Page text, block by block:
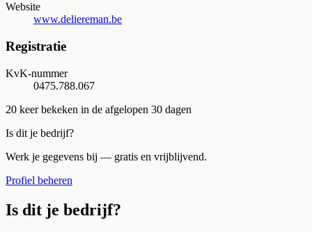
Website
www.deliereman.be
Registratie
KvK-nummer
0475.788.067
20 keer bekeken in de afgelopen 30 dagen
Is dit je bedrijf?
Werk je gegevens bij — gratis en vrijblijvend.
Profiel beheren
Is dit je bedrijf?